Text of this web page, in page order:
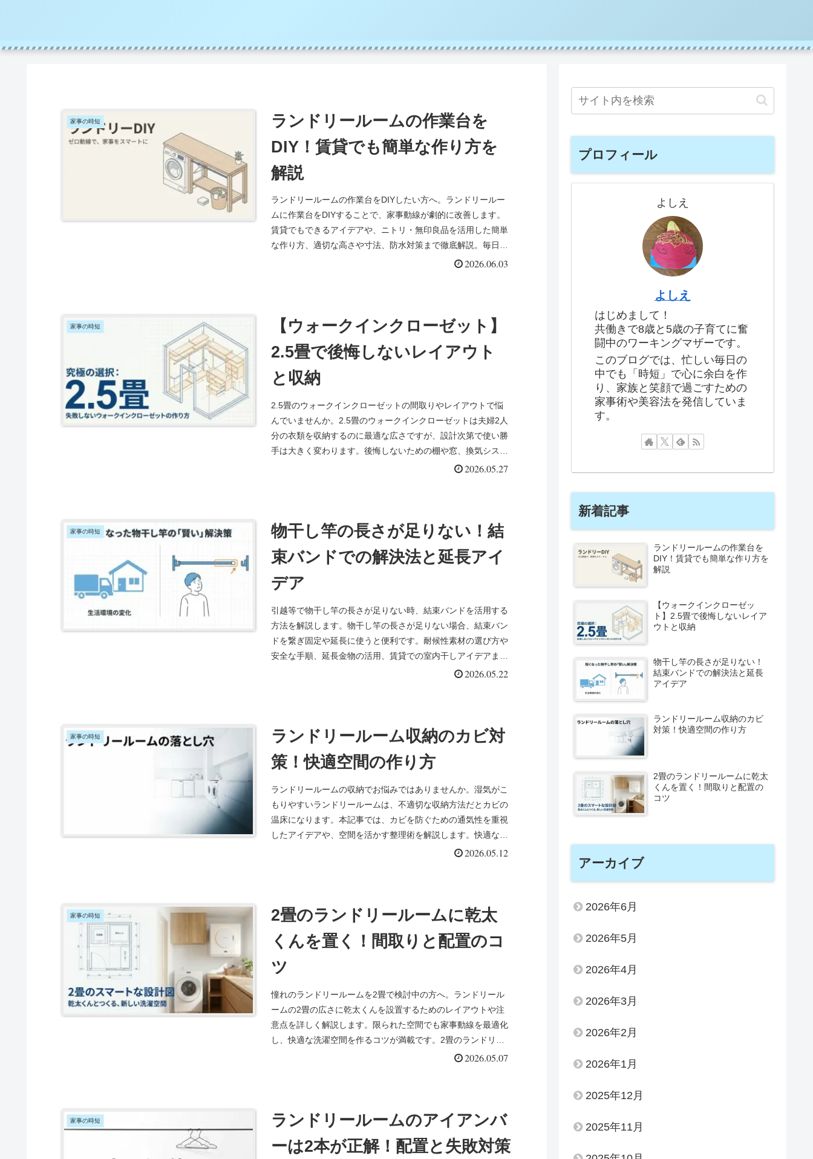
家事の時短
ランドリールームの作業台を
DIY！賃貸でも簡単な作り方を
解説
ランドリールームの作業台をDIYしたい方へ。ランドリールー
ムに作業台をDIYすることで、家事動線が劇的に改善します。
賃貸でもできるアイデアや、ニトリ・無印良品を活用した簡単
な作り方、適切な高さや寸法、防水対策まで徹底解説。毎日の
洗濯がもっと快適で楽になるヒントをお届けします。2026.06.03
家事の時短
【ウォークインクローゼット】
2.5畳で後悔しないレイアウト
と収納
2.5畳のウォークインクローゼットの間取りやレイアウトで悩
んでいませんか。2.5畳のウォークインクローゼットは夫婦2人
分の衣類を収納するのに最適な広さですが、設計次第で使い勝
手は大きく変わります。後悔しないための棚や窓、換気システ
2026.05.27
家事の時短
物干し竿の長さが足りない！結
束バンドでの解決法と延長アイ
デア
引越等で物干し竿の長さが足りない時、結束バンドを活用する
方法を解説します。物干し竿の長さが足りない場合、結束バン
ドを繋ぎ固定や延長に使うと便利です。耐候性素材の選び方や
安全な手順、延長金物の活用、賃貸での室内干しアイデアま
で、洗濯環境を快適にする実践情報をまとめました。2026.05.22
家事の時短
ランドリールーム収納のカビ対
策！快適空間の作り方
ランドリールームの収納でお悩みではありませんか。湿気がこ
もりやすいランドリールームは、不適切な収納方法だとカビの
温床になります。本記事では、カビを防ぐための通気性を重視
したアイデアや、空間を活かす整理術を解説します。快適な家
事環境を整えるヒントとしてお役立てください。
2026.05.12
家事の時短
2畳のランドリールームに乾太
くんを置く！間取りと配置のコ
ツ
憧れのランドリールームを2畳で検討中の方へ。ランドリール
ームの2畳の広さに乾太くんを設置するためのレイアウトや注
意点を詳しく解説します。限られた空間でも家事動線を最適化
し、快適な洗濯空間を作るコツが満載です。2畳のランドリー
ルームに乾太くんを導入する際の参考にしてください。2026.05.07
家事の時短
ランドリールームのアイアンバ
ーは2本が正解！配置と失敗対策
プロフィール
よしえ
よしえ
はじめまして！
共働きで8歳と5歳の子育てに奮
闘中のワーキングマザーです。
このブログでは、忙しい毎日の
中でも「時短」で心に余白を作
り、家族と笑顔で過ごすための
家事術や美容法を発信していま
す。
新着記事
ランドリールームの作業台を
DIY！賃貸でも簡単な作り方を
解説
【ウォークインクローゼッ
ト】2.5畳で後悔しないレイア
ウトと収納
物干し竿の長さが足りない！
結束バンドでの解決法と延長
アイデア
ランドリールーム収納のカビ
対策！快適空間の作り方
2畳のランドリールームに乾太
くんを置く！間取りと配置の
コツ
アーカイブ
2026年6月
2026年5月
2026年4月
2026年3月
2026年2月
2026年1月
2025年12月
2025年11月